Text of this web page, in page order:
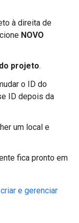
à direita de
NOVO
projeto.
o ID do
ID depois da
um local e
fica pronto em
e gerenciar